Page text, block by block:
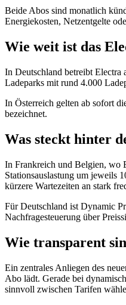
Beide Abos sind monatlich
Energiekosten, Netzentgelte
Wie weit ist das
In Deutschland betreibt Electra
Ladeparks mit rund 4.000
In Österreich gelten ab sofort
bezeichnet.
Was steckt hinter
In Frankreich und Belgien, wo
Stationsauslastung um jeweils
kürzere Wartezeiten an stark
Für Deutschland ist Dynamic
Nachfragesteuerung über
Wie transparent
Ein zentrales Anliegen des
Abo lädt. Gerade bei
sinnvoll zwischen Tarifen